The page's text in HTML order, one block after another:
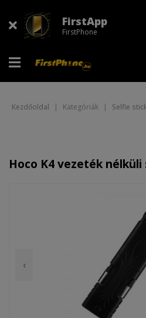
FirstApp
FirstPhone
Kezdőoldal | Kategóriák | Selfie
Hoco K4 vezeték
‹